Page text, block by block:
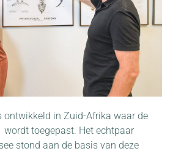
ontwikkeld in Zuid-Afrika waar de
toegepast. Het echtpaar
stond aan de basis van deze